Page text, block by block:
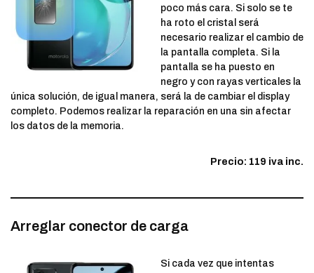
poco más cara. Si solo se te
ha roto el cristal será
necesario realizar el cambio de
la pantalla completa. Si la
pantalla se ha puesto en
negro y con rayas verticales la
única solución, de igual manera, será la de cambiar el display
completo. Podemos realizar la reparación en una sin afectar
los datos de la memoria.
Precio: 119 iva inc.
Arreglar conector de carga
Si cada vez que intentas